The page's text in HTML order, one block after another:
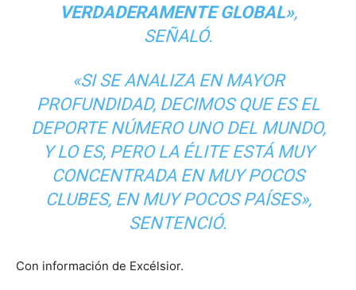
VERDADERAMENTE GLOBAL»,
SEÑALÓ.
«SI SE ANALIZA EN MAYOR
PROFUNDIDAD, DECIMOS QUE ES EL
DEPORTE NÚMERO UNO DEL MUNDO,
Y LO ES, PERO LA ÉLITE ESTÁ MUY
CONCENTRADA EN MUY POCOS
CLUBES, EN MUY POCOS PAÍSES»,
SENTENCIÓ.
Con información de Excélsior.